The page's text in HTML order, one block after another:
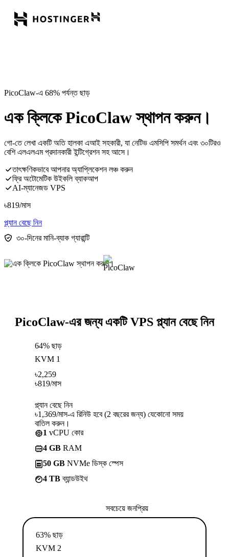
PicoClaw-এ 68% পর্যন্ত ছাড়
এক ক্লিকে PicoClaw স্থাপন করুন।
গো-তে লেখা একটি অতি হালকা এআই সহকারী, যা নেটিভ এমসিপি সমর্থন এবং ৩০টিরও
বেশি এলএলএম প্রদানকারী ইন্টিগ্রেশন সহ আসে।
তাৎক্ষণিকভাবে আপনার অ্যাপ্লিকেশন লঞ্চ করুন
ফ্রি অটোমেটিক উইকলি ব্যাকআপ
AI-ম্যানেজড VPS
৳819/মাস
প্ল্যান বেছে নিন
৩০-দিনের মানি-ব্যাক গ্যারান্টি
PicoClaw-এর জন্য একটি VPS প্ল্যান বেছে নিন
64% ছাড়
KVM 1
৳2,259
৳819/মাস
প্ল্যান বেছে নিন
৳1,369/মাস-এ রিনিউ হবে (2 বছরের জন্য) যেকোনো সময়
বাতিল করুন।
1 vCPU কোর
4 GB RAM
50 GB NVMe ডিস্ক স্পেস
4 TBব্যান্ডউইথ
সবচেয়ে জনপ্রিয়
63% ছাড়
KVM 2